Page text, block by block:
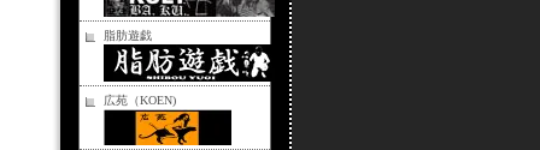
脂肪遊戯
広苑（KOEN)